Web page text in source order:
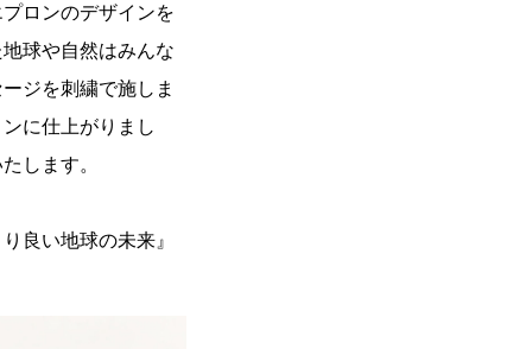
ロンのデザインを
球や自然はみんな
ジを刺繍で施しま
に仕上がりまし
します。
良い地球の未来』